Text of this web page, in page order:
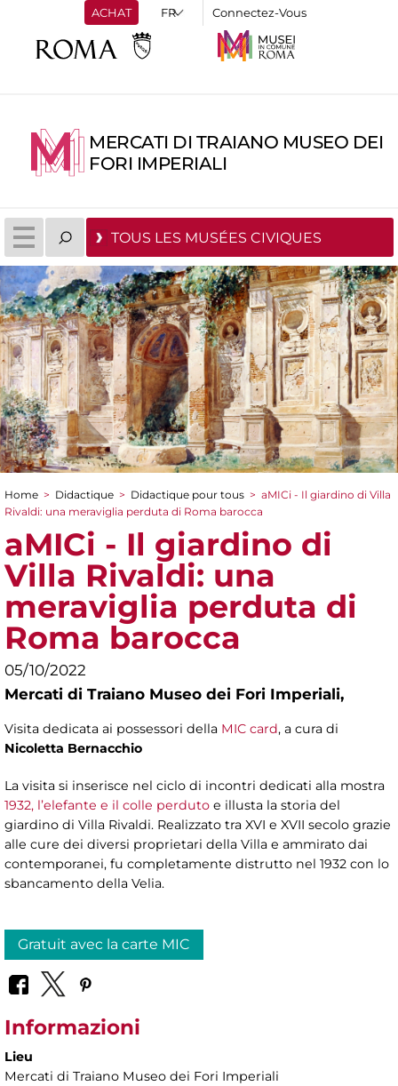
ACHAT Connectez-Vous
MERCATI DI TRAIANO MUSEO DEI
FORI IMPERIALI
TOUS LES MUSÉES CIVIQUES
You are here
Home > Didactique > Didactique pour tous > aMICi - Il giardino di Villa
Rivaldi: una meraviglia perduta di Roma barocca
aMICi - Il giardino di
Villa Rivaldi: una
meraviglia perduta di
Roma barocca
05/10/2022
Mercati di Traiano Museo dei Fori Imperiali,
Visita dedicata ai possessori della MIC card, a cura di
Nicoletta Bernacchio
La visita si inserisce nel ciclo di incontri dedicati alla mostra
1932, l’elefante e il colle perduto e illusta la storia del
giardino di Villa Rivaldi. Realizzato tra XVI e XVII secolo grazie
alle cure dei diversi proprietari della Villa e ammirato dai
contemporanei, fu completamente distrutto nel 1932 con lo
sbancamento della Velia.
Gratuit avec la carte MIC
Informazioni
Lieu
Mercati di Traiano Museo dei Fori Imperiali